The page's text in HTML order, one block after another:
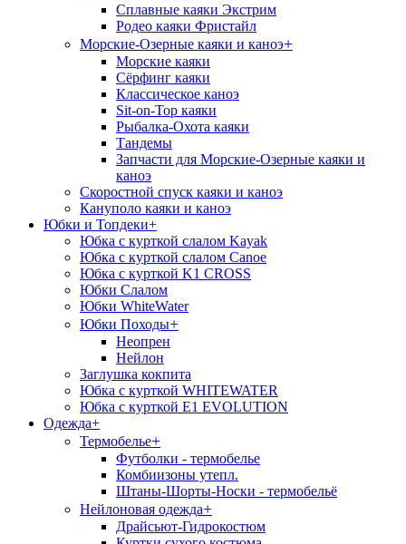
Сплавные каяки Экстрим
Родео каяки Фристайл
Морские-Озерные каяки и каноэ+
Морские каяки
Сёрфинг каяки
Классическое каноэ
Sit-on-Top каяки
Рыбалка-Охота каяки
Тандемы
Запчасти для Морские-Озерные каяки и
каноэ
Скоростной спуск каяки и каноэ
Кануполо каяки и каноэ
Юбки и Топдеки+
Юбка с курткой слалом Kayak
Юбка с курткой слалом Canoe
Юбка с курткой K1 CROSS
Юбки Слалом
Юбки WhiteWater
Юбки Походы+
Неопрен
Нейлон
Заглушка кокпита
Юбка с курткой WHITEWATER
Юбка с курткой E1 EVOLUTION
Одежда+
Термобелье+
Футболки - термобелье
Комбиизоны утепл.
Штаны-Шорты-Носки - термобельё
Нейлоновая одежда+
Драйсьют-Гидрокостюм